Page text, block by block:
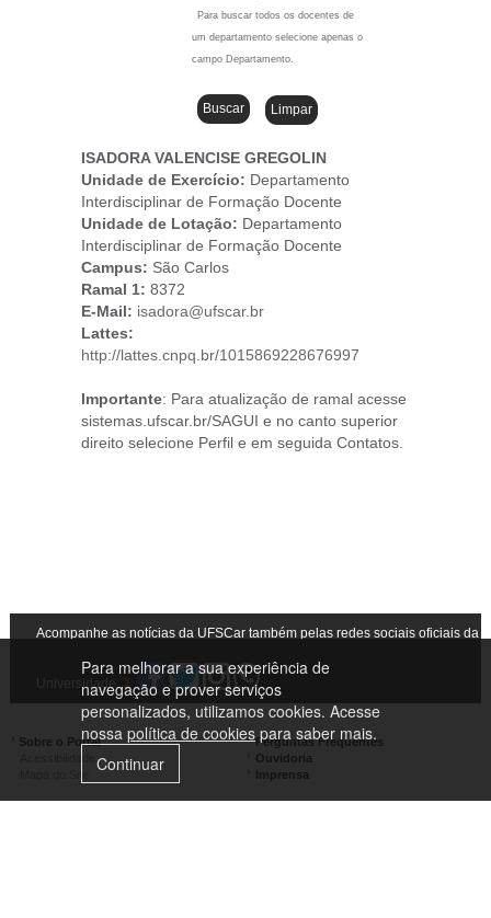
Para melhorar a sua experiência de
navegação e prover serviços
personalizados, utilizamos cookies. Acesse
nossa política de cookiespara saber mais.
Continuar
Para buscar todos os docentes de
um departamento selecione apenas o
campo Departamento.
ISADORA VALENCISE GREGOLIN
Unidade de Exercício: Departamento
Interdisciplinar de Formação Docente
Unidade de Lotação: Departamento
Interdisciplinar de Formação Docente
Campus: São Carlos
Ramal 1: 8372
E-Mail: isadora@ufscar.br
Lattes:
http://lattes.cnpq.br/1015869228676997
Importante: Para atualização de ramal acesse
sistemas.ufscar.br/SAGUI e no canto superior
direito selecione Perfil e em seguida Contatos.
Acompanhe as notícias da UFSCar também pelas redes sociais oficiais da
Universidade
Sobre o Portal
Perguntas Frequentes
Ouvidoria
Imprensa